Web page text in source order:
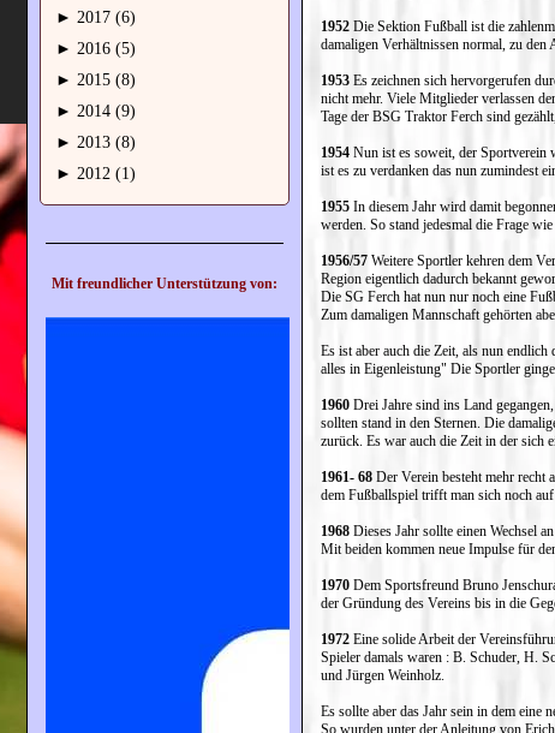
► 2017 (6)
► 2016 (5)
► 2015 (8)
► 2014 (9)
► 2013 (8)
► 2012 (1)
Mit freundlicher Unterstützung von:
1952 Die Sektion Fußball ist die
damaligen Verhältnissen normal, zu den
1953 Es zeichnen sich hervorgerufen
nicht mehr. Viele Mitglieder verlassen
Tage der BSG Traktor Ferch sind
1954 Nun ist es soweit, der Sportverein
ist es zu verdanken das nun zumindest
1955 In diesem Jahr wird damit
werden. So stand jedesmal die Frage
1956/57 Weitere Sportler kehren dem
Region eigentlich dadurch bekannt
Die SG Ferch hat nun nur noch eine
Zum damaligen Mannschaft gehörten
Es ist aber auch die Zeit, als nun
alles in Eigenleistung" Die Sportler
1960 Drei Jahre sind ins Land
sollten stand in den Sternen. Die
zurück. Es war auch die Zeit in der sich
1961- 68 Der Verein besteht mehr recht
dem Fußballspiel trifft man sich noch
1968 Dieses Jahr sollte einen Wechsel
Mit beiden kommen neue Impulse für
1970 Dem Sportsfreund Bruno
der Gründung des Vereins bis in die
1972 Eine solide Arbeit der
Spieler damals waren : B. Schuder, H.
und Jürgen Weinholz.
Es sollte aber das Jahr sein in dem eine
So wurden unter der Anleitung von